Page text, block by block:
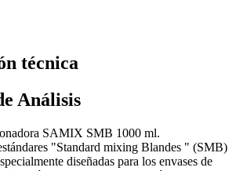
técnica
Análisis
SAMIX SMB 1000 ml.
"Standard mixing Blandes " (SMB)
diseñadas para los envases de